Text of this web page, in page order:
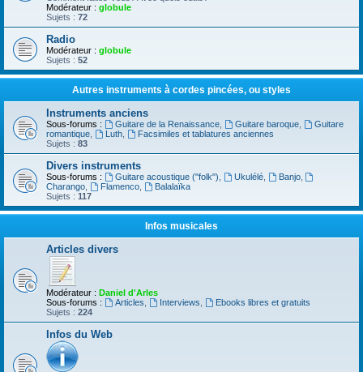
Modérateur : globule
Sujets : 72
Radio
Modérateur : globule
Sujets : 52
Autres instruments à cordes pincées, ou styles
Instruments anciens
Sous-forums : Guitare de la Renaissance, Guitare baroque,
Guitare
romantique
Luth,
Facsimiles et tablatures anciennes
Sujets : 83
Divers instruments
Sous-forums : Guitare acoustique ("folk") Ukulélé, Banjo,
Charango
Flamenco,
Balalaïka
Sujets : 117
Infos musicales
Articles divers
Modérateur : Daniel d'Arles
Sous-forums :
Articles Interviews
Ebooks libres et gratuits
Sujets : 224
Infos du Web